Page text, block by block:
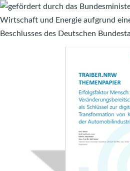
Direkt zum Inhalt